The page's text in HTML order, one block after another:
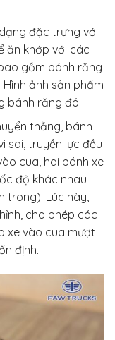
đặc trưng với
ăn khớp với các
gồm bánh răng
ảnh sản phẩm
bánh răng đó.
thẳng, bánh
sai, truyền lực đều
cua, hai bánh xe
độ khác nhau
trong). Lúc này,
cho phép các
xe vào cua mượt
định.